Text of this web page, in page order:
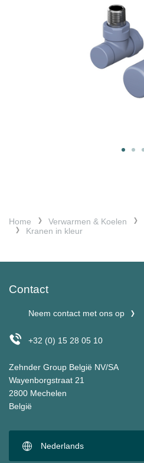
Home Verwarmen & Koelen
Kranen in kleur
Contact
Neem contact met ons op
+32 (0) 15 28 05 10
Zehnder Group België NV/SA
Wayenborgstraat 21
2800 Mechelen
België
Nederlands